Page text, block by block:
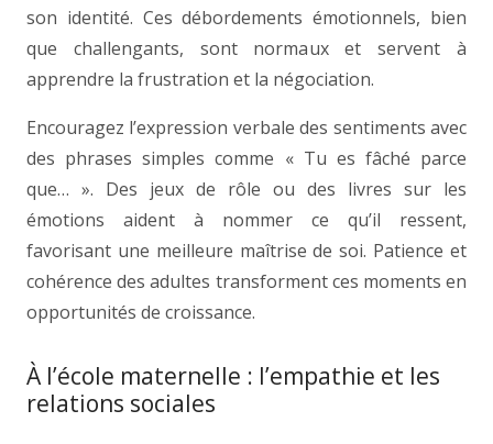
son identité. Ces débordements émotionnels, bien
que challengants, sont normaux et servent à
apprendre la frustration et la négociation.
Encouragez l’expression verbale des sentiments avec
des phrases simples comme « Tu es fâché parce
que… ». Des jeux de rôle ou des livres sur les
émotions aident à nommer ce qu’il ressent,
favorisant une meilleure maîtrise de soi. Patience et
cohérence des adultes transforment ces moments en
opportunités de croissance.
À l’école maternelle : l’empathie et les
relations sociales